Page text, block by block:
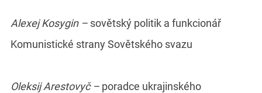
Alexej Kosygin – sovětský politik a funkcionář
Komunistické strany Sovětského svazu
Oleksij Arestovyč – poradce ukrajinského